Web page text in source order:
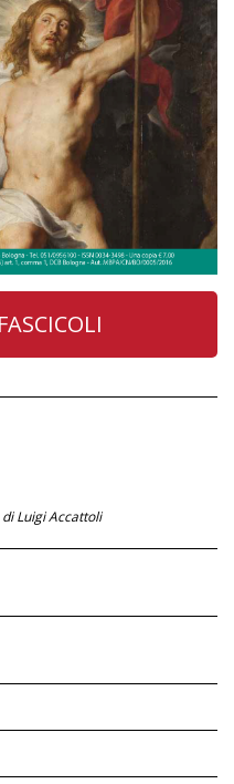
di Luigi Accattoli